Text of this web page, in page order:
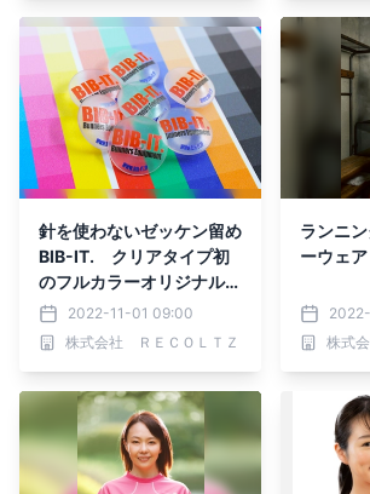
もラクに走れる 「セーフ
ラン200X」 2022年12月
上旬より発売
針を使わないゼッケン留め
BIB-IT. クリアタイプ初
のフルカラーオリジナルプ
リントサービスを開始
2022-11-01 09:00
株式会社 ＲＥＣＯＬＴＺ
ランニ
ーウェア
株式